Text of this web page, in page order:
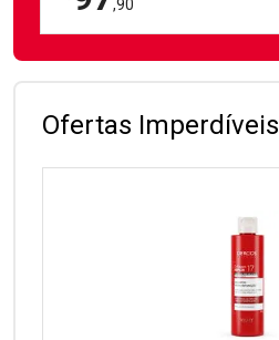
,90
Ofertas Imperdíveis